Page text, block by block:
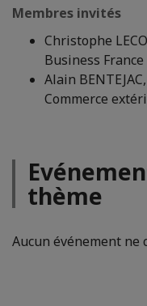
Membres invités
Christophe
Business France
Alain
Commerce
thème
Aucun événement ne